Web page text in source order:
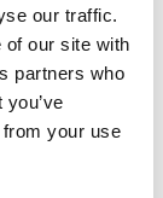
our traffic.
of our site with
partners who
your use